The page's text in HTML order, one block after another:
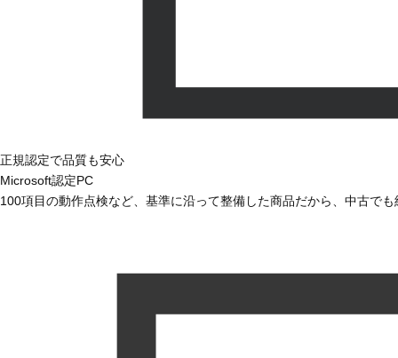
正規認定で品質も安心
Microsoft認定PC
100項目の動作点検など、基準に沿って整備した商品だから、中古で